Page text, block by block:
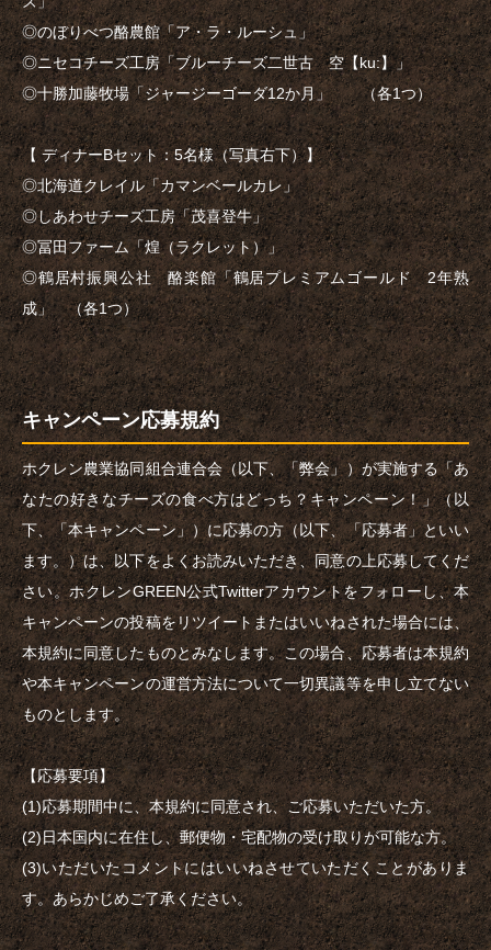
◎のぼりべつ酪農館「ア・ラ・ルーシュ」
◎ニセコチーズ工房「ブルーチーズ二世古 空【ku:】」
◎十勝加藤牧場「ジャージーゴーダ12か月」 （各1つ）
【 ディナーBセット：5名様（写真右下）】
◎北海道クレイル「カマンベールカレ」
◎しあわせチーズ工房「茂喜登牛」
◎冨田ファーム「煌（ラクレット）」
◎鶴居村振興公社 酪楽館「鶴居プレミアムゴールド 2年熟
成」 （各1つ）
キャンペーン応募規約
ホクレン農業協同組合連合会（以下、「弊会」）が実施する「あ
なたの好きなチーズの食べ方はどっち？キャンペーン！」（以
下、「本キャンペーン」）に応募の方（以下、「応募者」といい
ます。）は、以下をよくお読みいただき、同意の上応募してくだ
さい。ホクレンGREEN公式Twitterアカウントをフォローし、本
キャンペーンの投稿をリツイートまたはいいねされた場合には、
本規約に同意したものとみなします。この場合、応募者は本規約
や本キャンペーンの運営方法について一切異議等を申し立てない
ものとします。
【応募要項】
(1)応募期間中に、本規約に同意され、ご応募いただいた方。
(2)日本国内に在住し、郵便物・宅配物の受け取りが可能な方。
(3)いただいたコメントにはいいねさせていただくことがありま
す。あらかじめご了承ください。